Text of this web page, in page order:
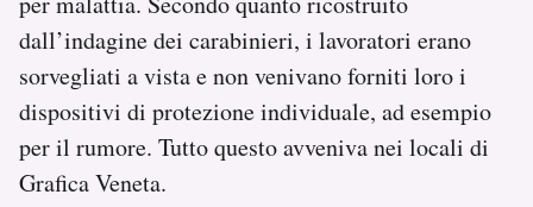
dall’indagine dei carabinieri, i lavoratori erano
sorvegliati a vista e non venivano forniti loro i
dispositivi di protezione individuale, ad esempio
per il rumore. Tutto questo avveniva nei locali di
Grafica Veneta.